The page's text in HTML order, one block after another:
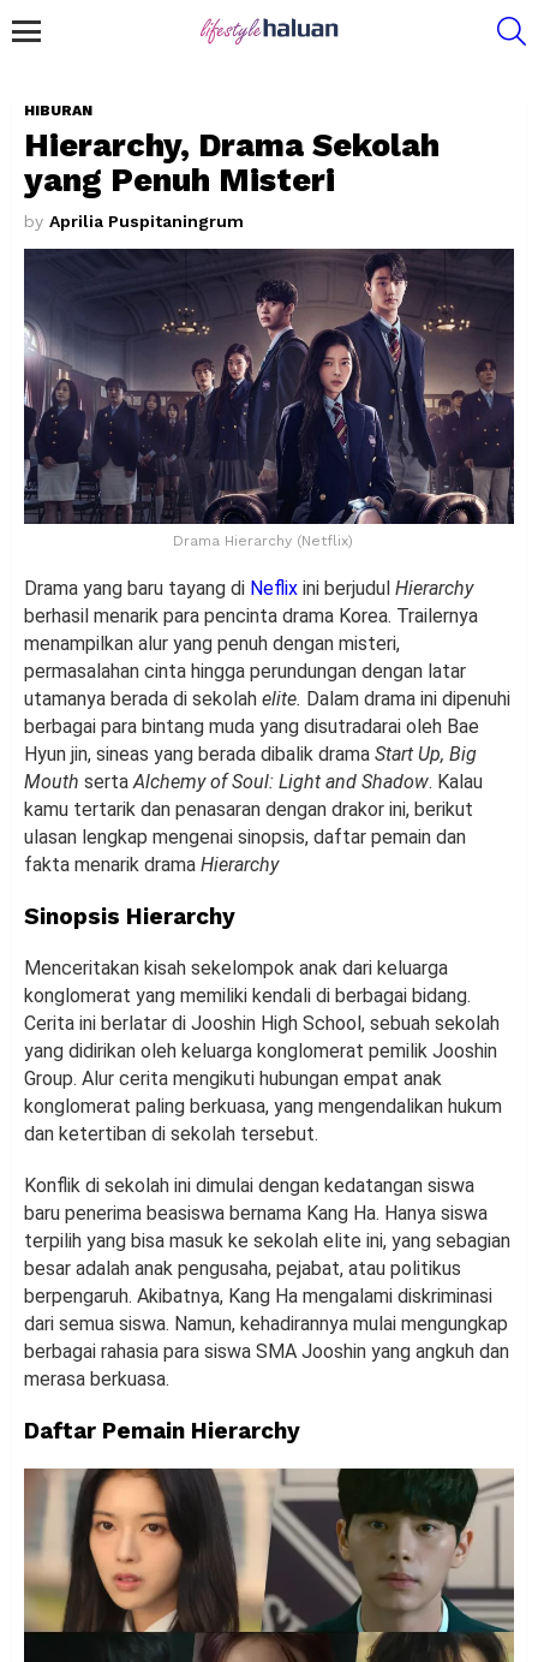
HIBURAN
Hierarchy, Drama Sekolah
yang Penuh Misteri
by Aprilia Puspitaningrum
Drama Hierarchy (Netflix)
Drama yang baru tayang di Neflix ini berjudul Hierarchy
berhasil menarik para pencinta drama Korea. Trailernya
menampilkan alur yang penuh dengan misteri,
permasalahan cinta hingga perundungan dengan latar
utamanya berada di sekolah elite. Dalam drama ini dipenuhi
berbagai para bintang muda yang disutradarai oleh Bae
Hyun jin, sineas yang berada dibalik drama Start Up, Big
Mouth sertaAlchemy of Soul: Light and Shadow. Kalau
kamu tertarik dan penasaran dengan drakor ini, berikut
ulasan lengkap mengenai sinopsis, daftar pemain dan
fakta menarik drama Hierarchy
Sinopsis Hierarchy
Menceritakan kisah sekelompok anak dari keluarga
konglomerat yang memiliki kendali di berbagai bidang.
Cerita ini berlatar di Jooshin High School, sebuah sekolah
yang didirikan oleh keluarga konglomerat pemilik Jooshin
Group. Alur cerita mengikuti hubungan empat anak
konglomerat paling berkuasa, yang mengendalikan hukum
dan ketertiban di sekolah tersebut.
Konflik di sekolah ini dimulai dengan kedatangan siswa
baru penerima beasiswa bernama Kang Ha. Hanya siswa
terpilih yang bisa masuk ke sekolah elite ini, yang sebagian
besar adalah anak pengusaha, pejabat, atau politikus
berpengaruh. Akibatnya, Kang Ha mengalami diskriminasi
dari semua siswa. Namun, kehadirannya mulai mengungkap
berbagai rahasia para siswa SMA Jooshin yang angkuh dan
merasa berkuasa.
Daftar Pemain Hierarchy